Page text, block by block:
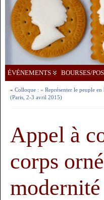
ÉVÉNEMENTS BOURSES/
« Colloque : « Représenter le peuple
(Paris, 2-3 avril 2015)
Appel à
corps